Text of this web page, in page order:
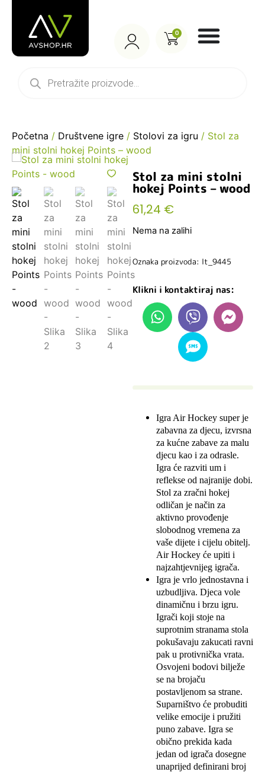
0
Početna / Društvene igre / Stolovi za igru / Stol za
mini stolni hokej Points – wood
Stol za mini stolni
hokej Points – wood
61,24 €
Nema na zalihi
Oznaka proizvoda: lt_9445
Klikni i kontaktiraj nas:
Igra Air Hockey super je
zabavna za djecu, izvrsna
za kućne zabave za malu
djecu kao i za odrasle.
Igra će razviti um i
reflekse od najranije dobi.
Stol za zračni hokej
odličan je način za
aktivno provođenje
slobodnog vremena za
vaše dijete i cijelu obitelj.
Air Hockey će upiti i
najzahtjevnijeg igrača.
Igra je vrlo jednostavna i
uzbudljiva. Djeca vole
dinamičnu i brzu igru.
Igrači koji stoje na
suprotnim stranama stola
pokušavaju zakucati ravni
pak u protivnička vrata.
Osvojeni bodovi bilježe
se na brojaču
postavljenom sa strane.
Suparništvo će probuditi
velike emocije i pružiti
puno zabave. Igra se
obično prekida kada
jedan od igrača dosegne
unaprijed definirani broj